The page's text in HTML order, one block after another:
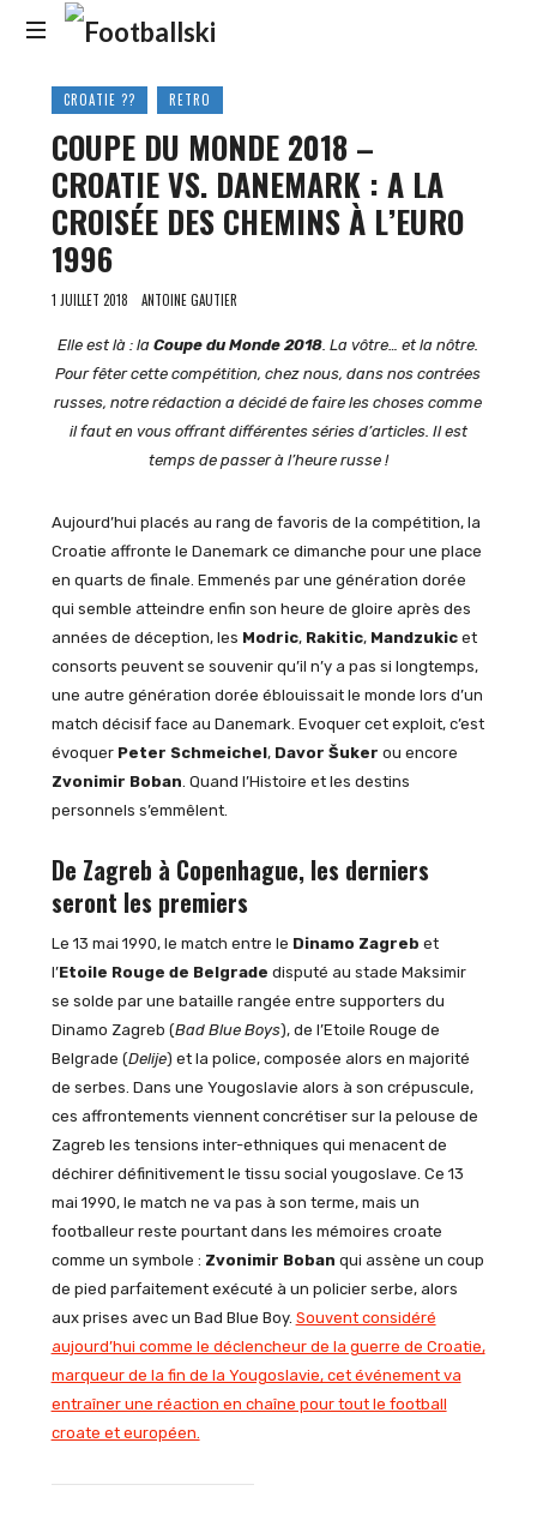
Footballski
Le
football
d'Europe
centrale
et
d'Europe
de
l'Est
CROATIE ?? RETRO
COUPE DU MONDE 2018 –
CROATIE VS. DANEMARK : A LA
CROISÉE DES CHEMINS À L’EURO
1996
1 JUILLET 2018 ANTOINE GAUTIER
Elle est là : laCoupe du Monde 2018 . La vôtre… et la nôtre.
Pour fêter cette compétition, chez nous, dans nos contrées
russes, notre rédaction a décidé de faire les choses comme
il faut en vous offrant différentes séries d’articles. Il est
temps de passer à l’heure russe !
Aujourd’hui placés au rang de favoris de la compétition, la
Croatie affronte le Danemark ce dimanche pour une place
en quarts de finale. Emmenés par une génération dorée
qui semble atteindre enfin son heure de gloire après des
années de déception, les Modric, Rakitic, Mandzukicet
consorts peuvent se souvenir qu’il n’y a pas si longtemps,
une autre génération dorée éblouissait le monde lors d’un
match décisif face au Danemark. Evoquer cet exploit, c’est
évoquer Peter Schmeichel, Davor Šuker ou encore
Zvonimir Boban. Quand l’Histoire et les destins
personnels s’emmêlent.
De Zagreb à Copenhague, les derniers
seront les premiers
Le 13 mai 1990, le match entre le Dinamo Zagreb et
l’Etoile Rouge de Belgrade disputé au stade Maksimir
se solde par une bataille rangée entre supporters du
Dinamo Zagreb (Bad Blue Boys), de l’Etoile Rouge de
Belgrade (Delije) et la police, composée alors en majorité
de serbes. Dans une Yougoslavie alors à son crépuscule,
ces affrontements viennent concrétiser sur la pelouse de
Zagreb les tensions inter-ethniques qui menacent de
déchirer définitivement le tissu social yougoslave. Ce 13
mai 1990, le match ne va pas à son terme, mais un
footballeur reste pourtant dans les mémoires croate
comme un symbole : Zvonimir Boban qui assène un coup
de pied parfaitement exécuté à un policier serbe, alors
aux prises avec un Bad Blue Boy. Souvent considéré
aujourd’hui comme le déclencheur de la guerre de Croatie,
marqueur de la fin de la Yougoslavie, cet événement va
entraîner une réaction en chaîne pour tout le football
croate et européen.